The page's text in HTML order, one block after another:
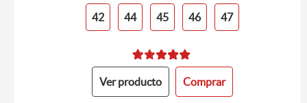
42
44 45 46 47
Ver producto Comprar